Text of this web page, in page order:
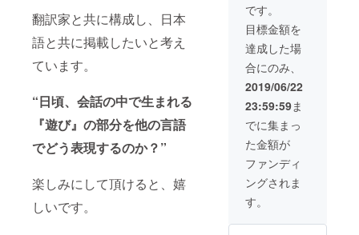
翻訳家と共に構成し、日本
語と共に掲載したいと考え
ています。
“日頃、会話の中で生まれる
『遊び』の部分を他の言語
でどう表現するのか？”
楽しみにして頂けると、嬉
しいです。
す。 ご
参加で
きる可
能性の
ある方
のみお
願い致
しま
す。）
です。
目標金額を
達成した場
合にのみ、
2019/06/22
23:59:59ま
でに集まっ
た金額が
ファンディ
ングされま
す。